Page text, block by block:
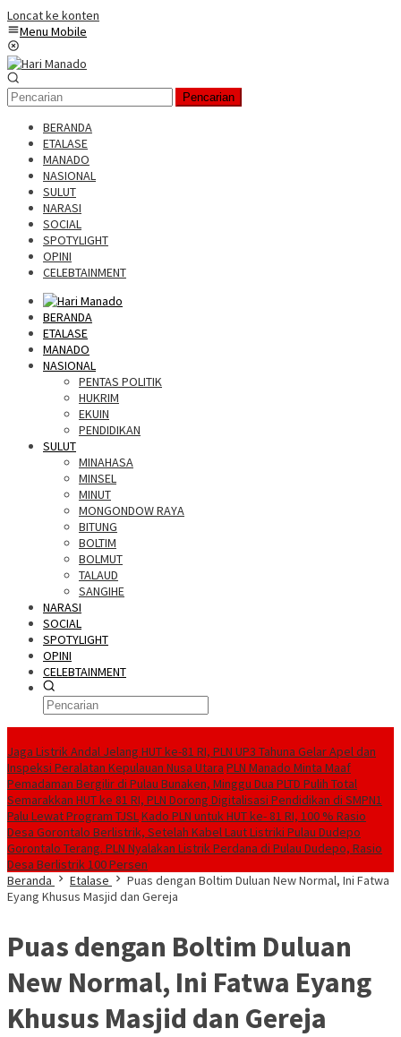
Loncat ke konten
Menu Mobile
Pencarian
BERANDA
ETALASE
MANADO
NASIONAL
SULUT
NARASI
SOCIAL
SPOTYLIGHT
OPINI
CELEBTAINMENT
BERANDA
ETALASE
MANADO
NASIONAL
PENTAS POLITIK
HUKRIM
EKUIN
PENDIDIKAN
SULUT
MINAHASA
MINSEL
MINUT
MONGONDOW RAYA
BITUNG
BOLTIM
BOLMUT
TALAUD
SANGIHE
NARASI
SOCIAL
SPOTYLIGHT
OPINI
CELEBTAINMENT
Jaga Listrik Andal Jelang HUT ke-81 RI, PLN UP3 Tahuna Gelar Apel dan
Inspeksi Peralatan Kepulauan Nusa Utara PLN Manado Minta Maaf
Pemadaman Bergilir di Pulau Bunaken, Minggu Dua PLTD Pulih Total
Semarakkan HUT ke 81 RI, PLN Dorong Digitalisasi Pendidikan di SMPN1
Palu Lewat Program TJSLKado PLN untuk HUT ke- 81 RI, 100 % Rasio
Desa Gorontalo Berlistrik, Setelah Kabel Laut Listriki Pulau Dudepo
Gorontalo Terang. PLN Nyalakan Listrik Perdana di Pulau Dudepo, Rasio
Desa Berlistrik 100 Persen
Beranda
Etalase
Puas dengan Boltim Duluan New Normal, Ini Fatwa
Eyang Khusus Masjid dan Gereja
Puas dengan Boltim Duluan
New Normal, Ini Fatwa Eyang
Khusus Masjid dan Gereja